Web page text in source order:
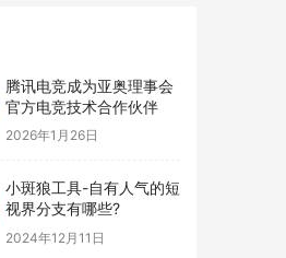
腾讯电竞成为亚奥理事会
官方电竞技术合作伙伴
2026年1月26日
小斑狼工具-自有人气的短
视界分支有哪些?
2024年12月11日